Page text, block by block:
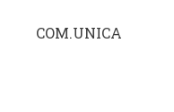
COM.UNICA